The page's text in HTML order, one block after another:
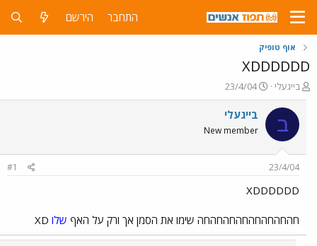
התחבר הירשם
אוף טופיק
XDDDDDD
פ
ו
ת
ח
ה
ש
א
בייגעלי
פ
ו
ר
ם
ר
23/4/04
ב בייגעלי
New member
23/4/04
#1
XDDDDDD
חהחהחהחהחהחהחהחה שימו את הסמן אך ורק על האף שלו